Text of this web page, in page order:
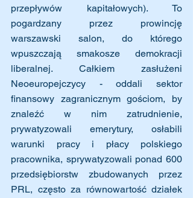
przepływów kapitałowych). To
pogardzany przez prowincję
warszawski salon, do którego
wpuszczają smakosze demokracji
liberalnej. Całkiem zasłużeni
Neoeuropejczycy - oddali sektor
finansowy zagranicznym gościom, by
znaleźć w nim zatrudnienie,
prywatyzowali emerytury, osłabili
warunki pracy i płacy polskiego
pracownika, sprywatyzowali ponad 600
przedsiębiorstw zbudowanych przez
PRL, często za równowartość działek